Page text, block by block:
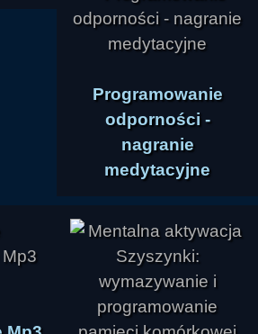
Programowanie
odporności -
nagranie
medytacyjne